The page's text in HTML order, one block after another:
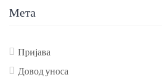
Мета
Пријава
Довод уноса